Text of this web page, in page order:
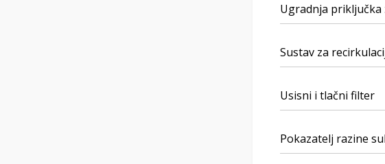
Ugradnja priključka
Sustav za
Usisni i tlačni filter
Pokazatelj razine